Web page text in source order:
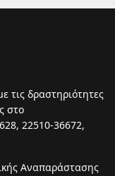
τις δραστηριότητες
στο
22510-36672,
Αναπαράστασης